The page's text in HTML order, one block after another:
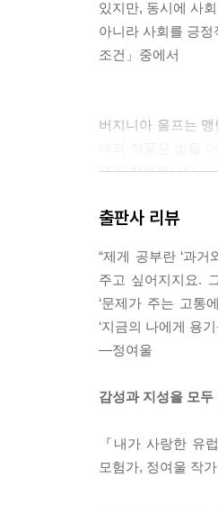
있지만, 동시에 사
아니라 사회를 긍
조건」중에서
버지니아 울프는
유가 찾아옵니다
르크스는 일찍이
-「3부 삶의 품격」
프로이트의 정신
될 것이라는 자기
출판사 리뷰
“제게 공부란 ‘과
주고 싶어지지요.
‘문제가 주는 고통
‘지금의 나에게 용
―정여울
감성과 지성을 모
『내가 사랑한 유
모험가, 정여울 작